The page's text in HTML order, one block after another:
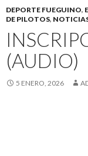
DEPORTE FUEGUINO,
DE PILOTOS,
(AUDIO)
5 ENERO, 2026